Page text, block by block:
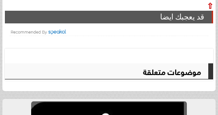
⇧
قد يعجبك ايضا
موضوعات متعلقة